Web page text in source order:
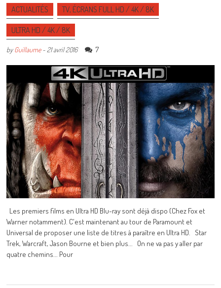
ACTUALITÉS TV, ÉCRANS FULL HD / 4K / 8K
ULTRA HD / 4K / 8K
byGuillaume- 21 avril 2016 7
Les premiers films en Ultra HD Blu-ray sont déjà dispo (Chez Fox et
Warner notamment). C'est maintenant au tour de Paramount et
Universal de proposer une liste de titres à paraître en Ultra HD. Star
Trek, Warcraft, Jason Bourne et bien plus... On ne va pas y aller par
quatre chemins... Pour